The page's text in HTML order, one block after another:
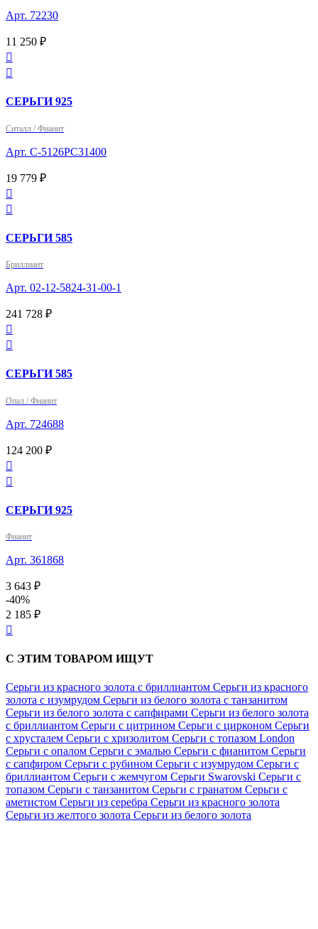
Арт. 72230
11 250 ₽


СЕРЬГИ 925
Ситалл / Фианит
Арт. С-5126РС31400
19 779 ₽


СЕРЬГИ 585
Бриллиант
Арт. 02-12-5824-31-00-1
241 728 ₽


СЕРЬГИ 585
Опал / Фианит
Арт. 724688
124 200 ₽


СЕРЬГИ 925
Фианит
Арт. 361868
3 643 ₽
-40%
2 185 ₽

С ЭТИМ ТОВАРОМ ИЩУТ
Серьги из красного золота с бриллиантом Серьги из красного
золота с изумрудом Серьги из белого золота с танзанитом
Серьги из белого золота с сапфирами Серьги из белого золота
с бриллиантом Серьги с цитрином Серьги с цирконом Серьги
с хрусталем Серьги с хризолитом Серьги с топазом London
Серьги с опалом Серьги с эмалью Серьги с фианитом Серьги
с сапфиром Серьги с рубином Серьги с изумрудом Серьги с
бриллиантом Серьги с жемчугом Серьги Swarovski Серьги с
топазом Серьги с танзанитом Серьги с гранатом Серьги с
аметистом Серьги из серебра Серьги из красного золота
Серьги из желтого золота Серьги из белого золота